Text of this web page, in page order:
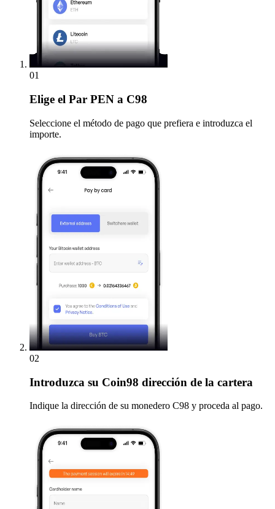
01
Elige el Par PEN a C98
Seleccione el método de pago que prefiera e introduzca el
importe.
02
Introduzca su Coin98 dirección de la cartera
Indique la dirección de su monedero C98 y proceda al pago.